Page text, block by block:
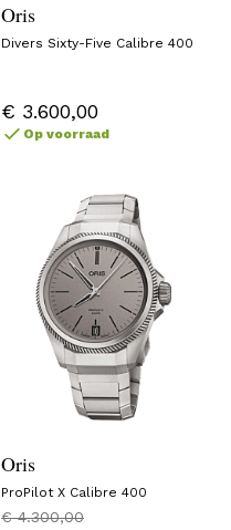
Oris
Divers Sixty-Five Calibre 400
€ 3.600,00
Op voorraad
Oris
ProPilot X Calibre 400
€ 4.300,00